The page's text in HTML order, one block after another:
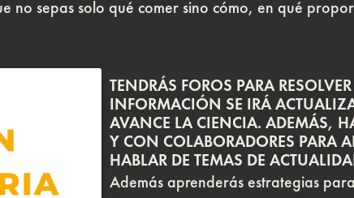
no sepas solo qué comer sino cómo, en qué
TENDRÁS FOROS PARA
INFORMACIÓN SE IRÁ
AVANCE LA CIENCIA. ADEMÁS,
Y CON COLABORADORES PARA
HABLAR DE TEMAS DE
Además aprenderás estrategias